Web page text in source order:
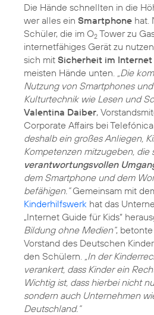
Die Hände schnellten in die
wer alles ein Smartphone hat.
Schüler, die im O2 Tower zu
internetfähiges Gerät zu
sich mit Sicherheit im Internet
meisten Hände unten.
„Die
Nutzung von Smartphones
Kulturtechnik wie Lesen und
Valentina Daiber,
Corporate Affairs bei
deshalb ein großes Anliegen,
Kompetenzen mitzugeben, die
verantwortungsvollen
dem Smartphone und dem
befähigen.“Gemeinsam mit
Kinderhilfswerk hat das
„Internet Guide für Kids“
Bildung ohne Medien“, betonte
Vorstand des Deutschen
den Schülern.
„In der
verankert, dass Kinder ein
Wichtig ist, dass hierbei nicht
sondern auch Unternehmen
Deutschland.“